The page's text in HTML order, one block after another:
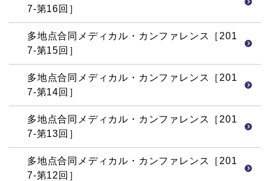
7-第16回］
多地点合同メディカル・カンファレンス［201
7-第15回］
多地点合同メディカル・カンファレンス［201
7-第14回］
多地点合同メディカル・カンファレンス［201
7-第13回］
多地点合同メディカル・カンファレンス［201
7-第12回］